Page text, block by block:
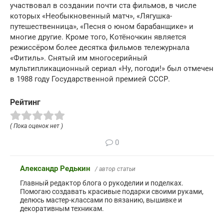
участвовал в создании почти ста фильмов, в числе
которых «Необыкновенный матч», «Лягушка-
путешественница», «Песня о юном барабанщике» и
многие другие. Кроме того, Котёночкин является
режиссёром более десятка фильмов тележурнала
«Фитиль». Снятый им многосерийный
мультипликационный сериал «Ну, погоди!» был отмечен
в 1988 году Государственной премией СССР.
Рейтинг
( Пока оценок нет )
0
Александр Редькин / автор статьи
Главный редактор блога о рукоделии и поделках.
Помогаю создавать красивые подарки своими руками,
делюсь мастер-классами по вязанию, вышивке и
декоративным техникам.